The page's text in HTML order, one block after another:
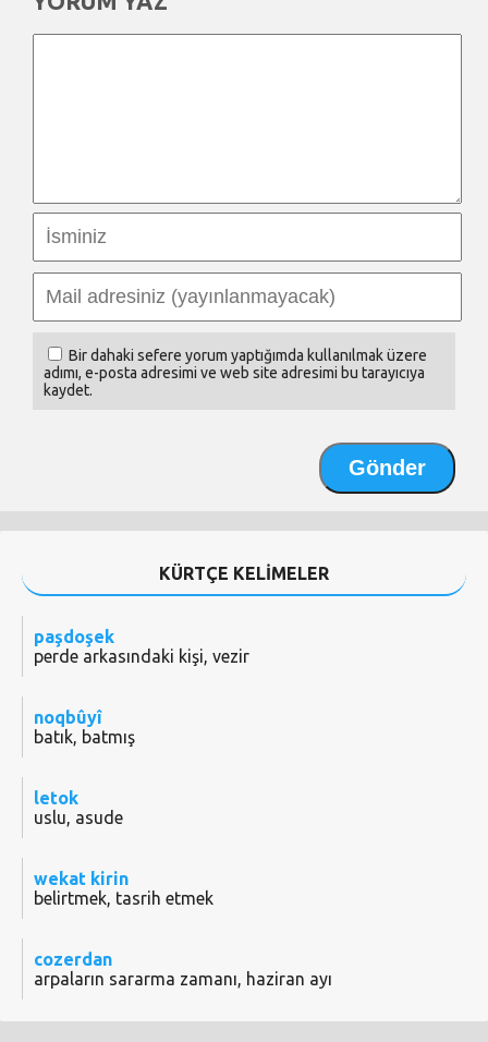
Bir dahaki sefere yorum yaptığımda kullanılmak üzere
adımı, e-posta adresimi ve web site adresimi bu tarayıcıya
kaydet.
KÜRTÇE KELİMELER
paşdoşek
perde arkasındaki kişi, vezir
noqbûyî
batık, batmış
letok
uslu, asude
wekat kirin
belirtmek, tasrih etmek
cozerdan
arpaların sararma zamanı, haziran ayı